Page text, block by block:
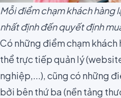
Mỗi điểm chạm khách hàng
nhất định đến quyết định
Có những điểm chạm
thể trực tiếp quản lý
nghiệp,...), cũng có những
bởi bên thứ ba (nền tảng